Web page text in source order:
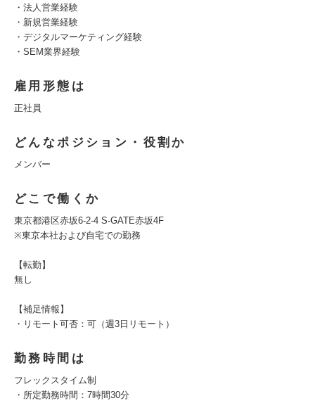
・法人営業経験
・新規営業経験
・デジタルマーケティング経験
・SEM業界経験
雇用形態は
正社員
どんなポジション・役割か
メンバー
どこで働くか
東京都港区赤坂6-2-4 S-GATE赤坂4F
※東京本社および自宅での勤務
【転勤】
無し
【補足情報】
・リモート可否：可（週3日リモート）
勤務時間は
フレックスタイム制
・所定勤務時間：7時間30分